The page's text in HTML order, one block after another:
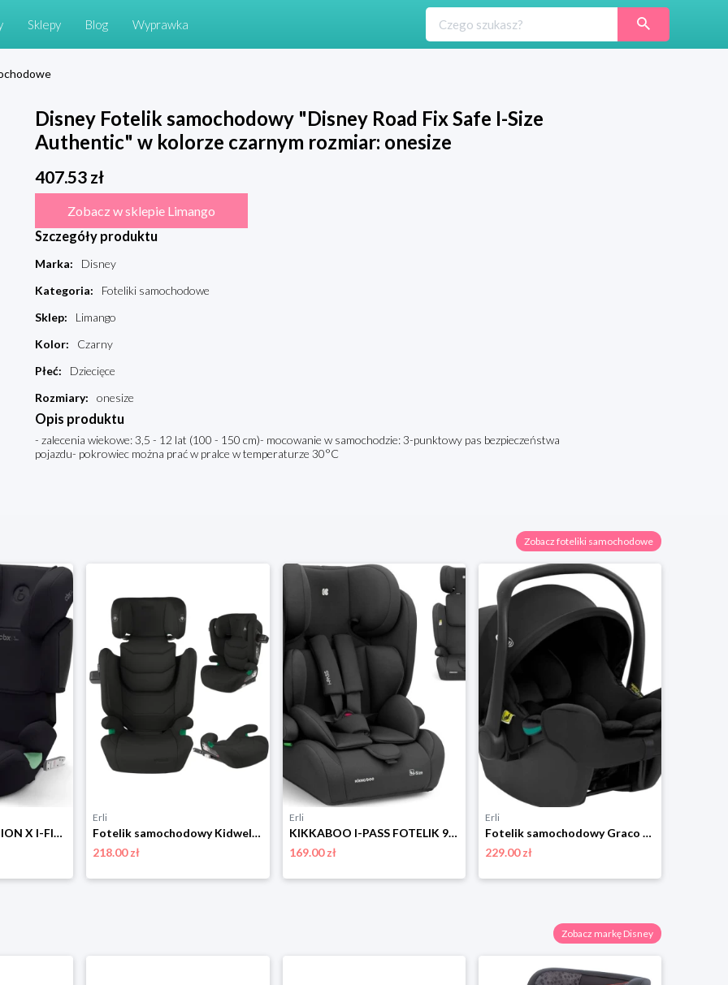
Sklepy Blog Wyprawka
Disney Fotelik samochodowy "Disney Road Fix Safe I-Size
Authentic" w kolorze czarnym rozmiar: onesize
407.53zł
Zobacz w sklepie Limango
Szczegóły produktu
Marka:
Disney
Kategoria:
Foteliki samochodowe
Sklep:
Limango
Kolor:
Czarny
Płeć:
Dziecięce
Rozmiary: onesize
Opis produktu
- zalecenia wiekowe: 3,5 - 12 lat (100 - 150 cm)- mocowanie w samochodzie: 3-punktowy pas bezpieczeństwa
pojazdu- pokrowiec można prać w pralce w temperaturze 30°C
Zobacz foteliki samochodowe
CYBEX CBX SOLUTION X I-FIX FOTELIK SAMOCHODOWY ISOFIX PURE BLACK 15-50 KG
Erli
Fotelik samochodowy Kidwell TENDO 100-150 cm ISOFIX I-SIZE 15-36 kg czarny
218.00 zł
Erli
KIKKABOO I-PASS FOTELIK 9-36 KG 76-150 CM I-SIZE ZAGŁÓWEK REGULOWANY CZARNY
169.00 zł
Erli
Fotelik samochodowy Graco SnugLite i-Size R129 0-13 kg midnight
229.00 zł
Zobacz markę Disney